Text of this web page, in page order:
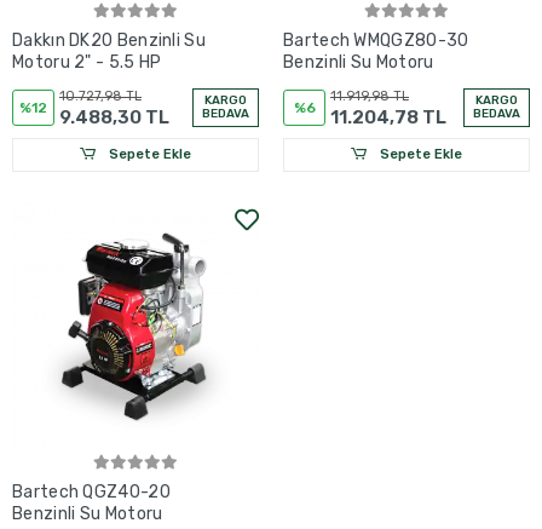
Dakkın DK20 Benzinli Su
Motoru 2" - 5.5 HP
%12
10.727,98 TL
9.488,30 TL
KARGO
BEDAVA
Sepete Ekle
Bartech WMQGZ80-30
Benzinli Su Motoru
%6
11.919,98 TL
11.204,78 TL
KARGO
BEDAVA
Sepete Ekle
Bartech QGZ40-20
Benzinli Su Motoru